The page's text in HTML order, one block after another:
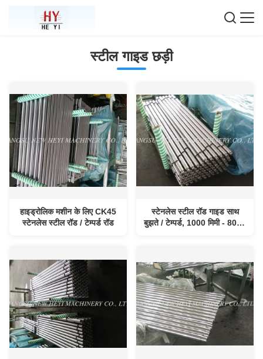
स्टील गाइड छड़ी
हाइड्रोलिक मशीन के लिए CK45
स्टेनलेस स्टील रॉड / टेम्पर्ड रॉड
स्टेनलेस स्टील रॉड गाइड साथ
बुझते / टेम्पर्ड, 1000 मिमी - 8000